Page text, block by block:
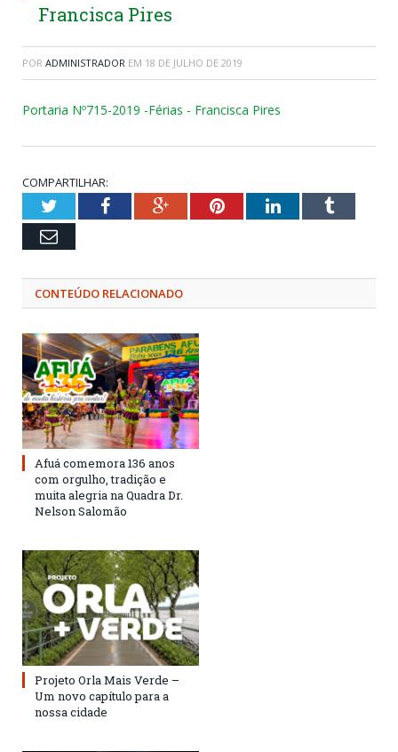
Francisca Pires
POR ADMINISTRADOR EM 18 DE JULHO DE 2019
Portaria Nº715-2019 -Férias - Francisca Pires
COMPARTILHAR:
TwitterFacebookGoogle+PinterestLinkedInTumblr
Email
CONTEÚDO RELACIONADO
Afuá comemora 136 anos
com orgulho, tradição e
muita alegria na Quadra Dr.
Nelson Salomão
Projeto Orla Mais Verde –
Um novo capítulo para a
nossa cidade